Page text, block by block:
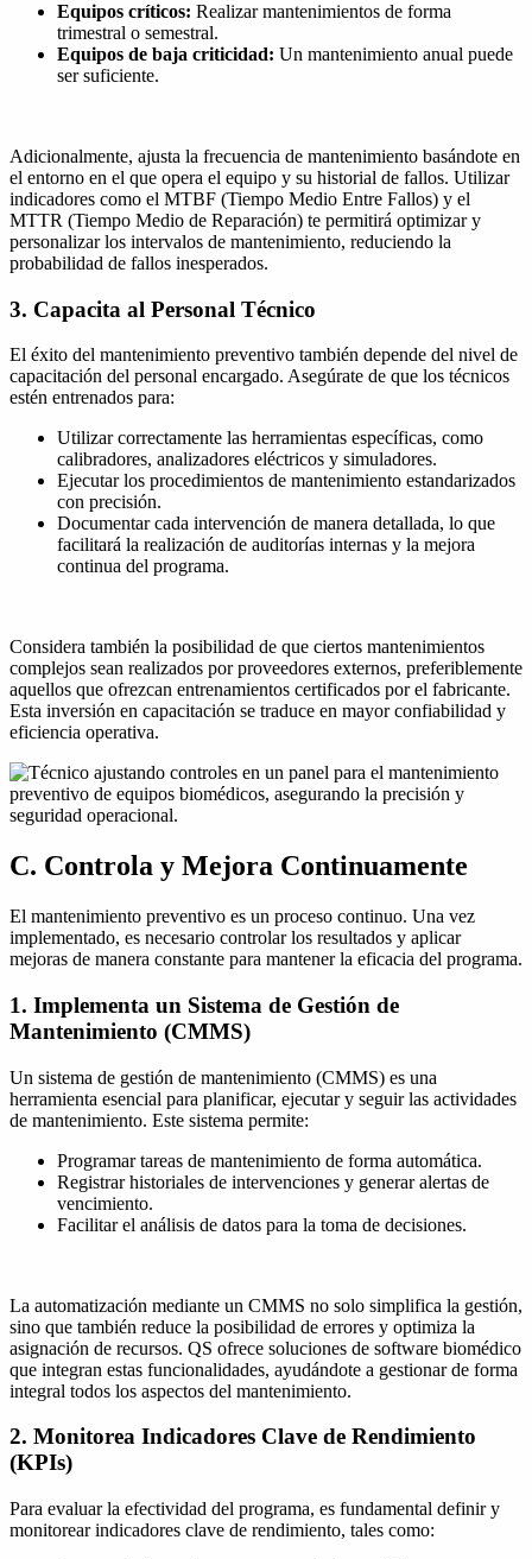
Equipos críticos: Realizar mantenimientos de forma
trimestral o semestral.
Equipos de baja criticidad: Un mantenimiento anual puede
ser suficiente.
Adicionalmente, ajusta la frecuencia de mantenimiento basándote en
el entorno en el que opera el equipo y su historial de fallos. Utilizar
indicadores como el MTBF (Tiempo Medio Entre Fallos) y el
MTTR (Tiempo Medio de Reparación) te permitirá optimizar y
personalizar los intervalos de mantenimiento, reduciendo la
probabilidad de fallos inesperados.
3. Capacita al Personal Técnico
El éxito del mantenimiento preventivo también depende del nivel de
capacitación del personal encargado. Asegúrate de que los técnicos
estén entrenados para:
Utilizar correctamente las herramientas específicas, como
calibradores, analizadores eléctricos y simuladores.
Ejecutar los procedimientos de mantenimiento estandarizados
con precisión.
Documentar cada intervención de manera detallada, lo que
facilitará la realización de auditorías internas y la mejora
continua del programa.
Considera también la posibilidad de que ciertos mantenimientos
complejos sean realizados por proveedores externos, preferiblemente
aquellos que ofrezcan entrenamientos certificados por el fabricante.
Esta inversión en capacitación se traduce en mayor confiabilidad y
eficiencia operativa.
C. Controla y Mejora Continuamente
El mantenimiento preventivo es un proceso continuo. Una vez
implementado, es necesario controlar los resultados y aplicar
mejoras de manera constante para mantener la eficacia del programa.
1. Implementa un Sistema de Gestión de
Mantenimiento (CMMS)
Un sistema de gestión de mantenimiento (CMMS) es una
herramienta esencial para planificar, ejecutar y seguir las actividades
de mantenimiento. Este sistema permite:
Programar tareas de mantenimiento de forma automática.
Registrar historiales de intervenciones y generar alertas de
vencimiento.
Facilitar el análisis de datos para la toma de decisiones.
La automatización mediante un CMMS no solo simplifica la gestión,
sino que también reduce la posibilidad de errores y optimiza la
asignación de recursos. QS ofrece soluciones de software biomédico
que integran estas funcionalidades, ayudándote a gestionar de forma
integral todos los aspectos del mantenimiento.
2. Monitorea Indicadores Clave de Rendimiento
(KPIs)
Para evaluar la efectividad del programa, es fundamental definir y
monitorear indicadores clave de rendimiento, tales como: